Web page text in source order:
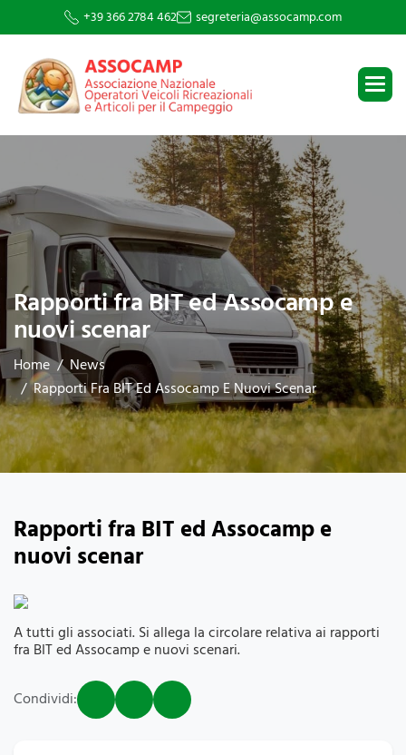
+39 366 2784 462 segreteria@assocamp.com
Rapporti fra BIT ed Assocamp e
nuovi scenar
Home
News
Rapporti Fra BIT Ed Assocamp E Nuovi Scenar
Rapporti fra BIT ed Assocamp e
nuovi scenar
A tutti gli associati. Si allega la circolare relativa ai rapporti
fra BIT ed Assocamp e nuovi scenari.
Condividi: